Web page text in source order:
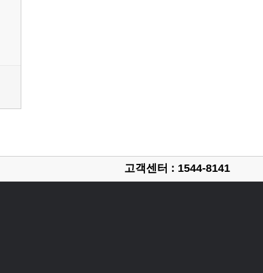
고객센터 : 1544-8141